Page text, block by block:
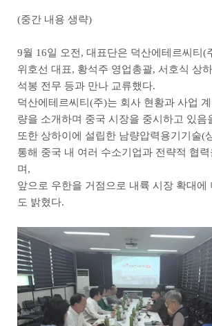
(중간 내용 생략)
9월 16일 오전, 대표단은 덕산에테르씨티(
위호선 대표, 황석주 영업총괄, 서호식 상
석봉 전무 등과 만나 교류했다.
덕산에테르씨티(주)는 회사 현황과 사업
량을 소개하며 중국 시장을 중시하고 있음
또한 상하이에 설립한 남량압력용기기술(
통해 중국 내 여러 수소기업과 전략적 협
며,
앞으로 우한을 거점으로 내륙 시장 확대에
도 밝혔다.